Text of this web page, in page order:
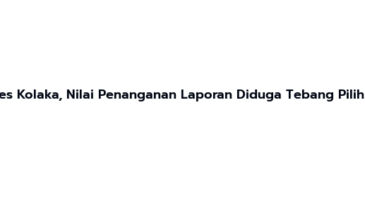
Kolaka, Nilai Penanganan Laporan Diduga Tebang Pilih